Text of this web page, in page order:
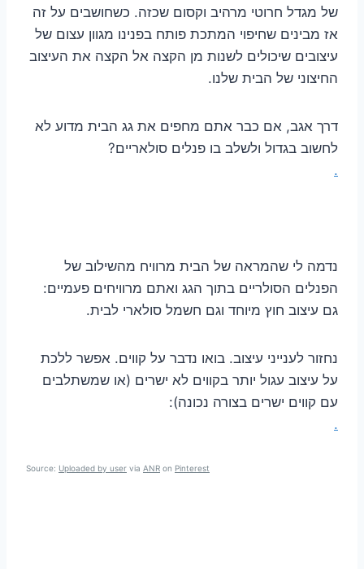
של מגדל חרוטי מרהיב וקסום שכזה. כשחושבים על זה
אז מבינים שחיפוי המתכת פותח בפנינו מגוון עצום של
עיצובים שיכולים לשנות מן הקצה אל הקצה את העיצוב
החיצוני של הבית שלנו.
דרך אגב, אם כבר אתם מחפים את גג הבית מדוע לא
לחשוב בגדול ולשלב בו פנלים סולאריים?
.
נדמה לי שהמראה של הבית מרוויח מהשילוב של
הפנלים הסולריים בתוך הגג ואתם מרוויחים פעמיים:
גם עיצוב חוץ מיוחד וגם חשמל סולארי לבית.
נחזור לענייני עיצוב. בואו נדבר על קווים. אפשר ללכת
על עיצוב עגול יותר בקווים לא ישרים (או שמשתלבים
עם קווים ישרים בצורה נכונה):
.
Source: Uploaded by user via ANR on Pinterest